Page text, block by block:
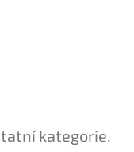
kategorie.